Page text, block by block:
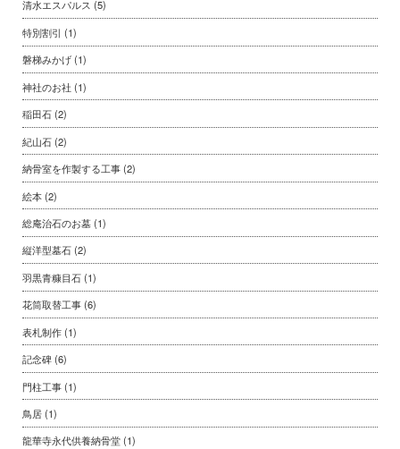
清水エスパルス (5)
特別割引 (1)
磐梯みかげ(1)
神社のお社 (1)
稲田石(2)
紀山石(2)
納骨室を作製する工事(2)
絵本(2)
総庵治石のお墓(1)
縦洋型墓石(2)
羽黒青糠目石(1)
花筒取替工事(6)
表札制作(1)
記念碑(6)
門柱工事(1)
鳥居(1)
龍華寺永代供養納骨堂(1)